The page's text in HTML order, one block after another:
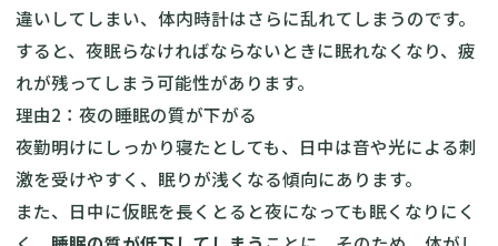
違いしてしまい、体内時計はさらに乱れてしまうのです。
すると、夜眠らなければならないときに眠れなくなり、疲
れが残ってしまう可能性があります。
理由2：夜の睡眠の質が下がる
夜勤明けにしっかり寝たとしても、日中は音や光による刺
激を受けやすく、眠りが浅くなる傾向にあります。
また、日中に仮眠を長くとると夜になっても眠くなりにく